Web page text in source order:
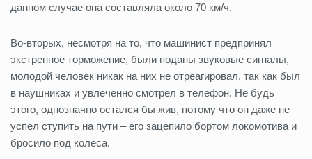
данном случае она составляла около 70 км/ч.
Во-вторых, несмотря на то, что машинист предпринял
экстренное торможение, были поданы звуковые сигналы,
молодой человек никак на них не отреагировал, так как был
в наушниках и увлеченно смотрел в телефон. Не будь
этого, однозначно остался бы жив, потому что он даже не
успел ступить на пути – его зацепило бортом локомотива и
бросило под колеса.